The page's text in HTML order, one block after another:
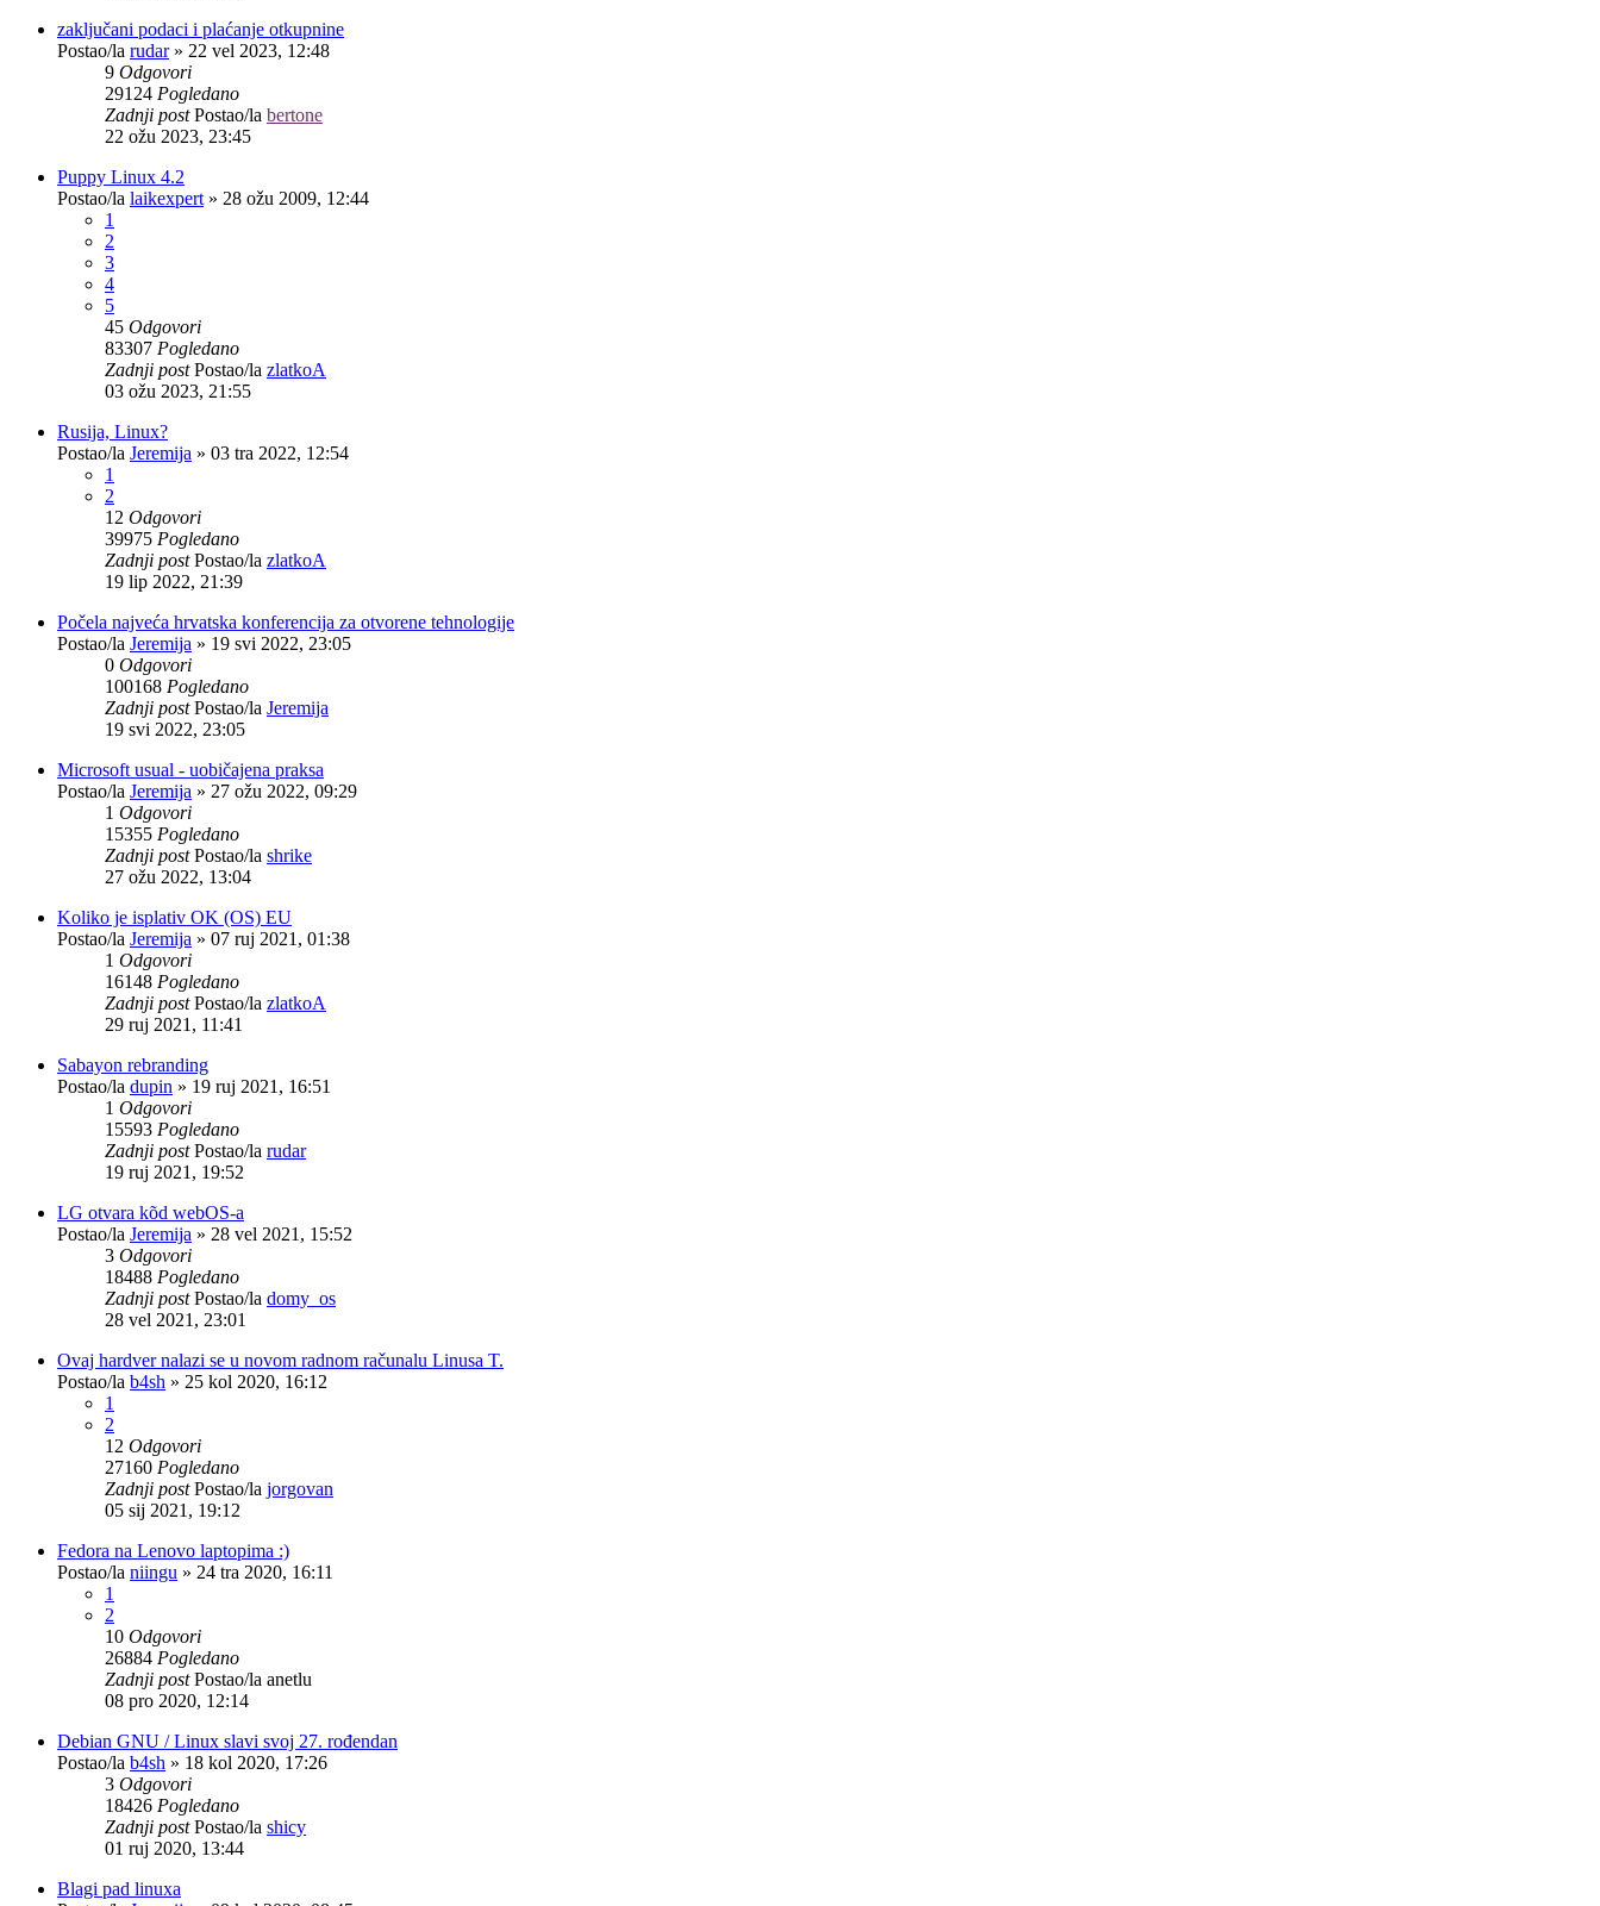
zaključani podaci i plaćanje otkupnine
Postao/la rudar» 22 vel 2023, 12:48
9 Odgovori
29124 Pogledano
Zadnji postPostao/la bertone
22 ožu 2023, 23:45
Puppy Linux 4.2
Postao/la laikexpert » 28 ožu 2009, 12:44
1
2
3
4
5
45 Odgovori
83307 Pogledano
Zadnji postPostao/la zlatkoA
03 ožu 2023, 21:55
Rusija, Linux?
Postao/la Jeremija » 03 tra 2022, 12:54
1
2
12 Odgovori
39975 Pogledano
Zadnji postPostao/la zlatkoA
19 lip 2022, 21:39
Počela najveća hrvatska konferencija za otvorene tehnologije
Postao/la Jeremija » 19 svi 2022, 23:05
0 Odgovori
100168 Pogledano
Zadnji postPostao/la Jeremija
19 svi 2022, 23:05
Microsoft usual - uobičajena praksa
Postao/la Jeremija » 27 ožu 2022, 09:29
1 Odgovori
15355 Pogledano
Zadnji postPostao/la shrike
27 ožu 2022, 13:04
Koliko je isplativ OK (OS) EU
Postao/la Jeremija » 07 ruj 2021, 01:38
1 Odgovori
16148 Pogledano
Zadnji postPostao/la zlatkoA
29 ruj 2021, 11:41
Sabayon rebranding
Postao/la dupin » 19 ruj 2021, 16:51
1 Odgovori
15593 Pogledano
Zadnji postPostao/la rudar
19 ruj 2021, 19:52
LG otvara kõd webOS-a
Postao/la Jeremija » 28 vel 2021, 15:52
3 Odgovori
18488 Pogledano
Zadnji postPostao/la domy_os
28 vel 2021, 23:01
Ovaj hardver nalazi se u novom radnom računalu Linusa T.
Postao/la b4sh » 25 kol 2020, 16:12
1
2
12 Odgovori
27160 Pogledano
Zadnji postPostao/la jorgovan
05 sij 2021, 19:12
Fedora na Lenovo laptopima :)
Postao/la niingu » 24 tra 2020, 16:11
1
2
10 Odgovori
26884 Pogledano
Zadnji postPostao/la anetlu
08 pro 2020, 12:14
Debian GNU / Linux slavi svoj 27. rođendan
Postao/la b4sh » 18 kol 2020, 17:26
3 Odgovori
18426 Pogledano
Zadnji postPostao/la shicy
01 ruj 2020, 13:44
Blagi pad linuxa